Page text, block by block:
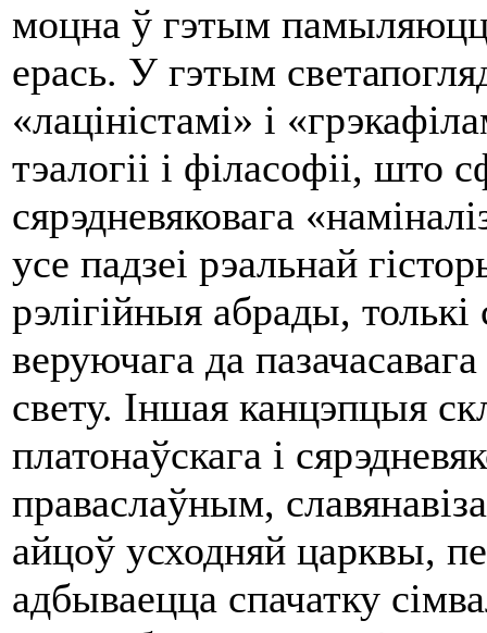
моцна ў гэтым
ерась. У гэтым
«лаціністамі» i
тэалогіі i філасофіі, што
сярэдневяковага
усе падзеі рэальнай
рэлігійныя абрады,
веруючага да
свету. Іншая канцэпцыя
платонаўскага i
праваслаўным,
айцоў усходняй царквы,
адбываецца спачатку